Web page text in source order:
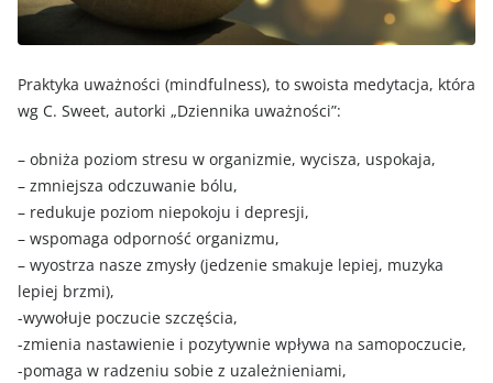
Praktyka uważności (mindfulness), to swoista medytacja, która
wg C. Sweet, autorki „Dziennika uważności”:
– obniża poziom stresu w organizmie, wycisza, uspokaja,
– zmniejsza odczuwanie bólu,
– redukuje poziom niepokoju i depresji,
– wspomaga odporność organizmu,
– wyostrza nasze zmysły (jedzenie smakuje lepiej, muzyka
lepiej brzmi),
-wywołuje poczucie szczęścia,
-zmienia nastawienie i pozytywnie wpływa na samopoczucie,
-pomaga w radzeniu sobie z uzależnieniami,